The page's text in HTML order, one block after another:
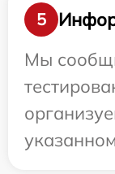
5
Мы